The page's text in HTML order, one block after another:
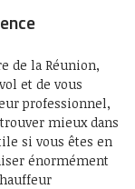
de la Réunion,
et de vous
professionnel,
mieux dans
si vous êtes en
énormément